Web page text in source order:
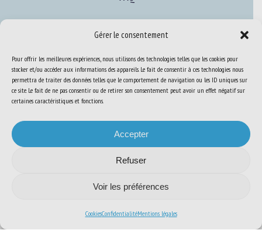
Gérer le consentement
Pour offrir les meilleures expériences, nous utilisons des technologies telles que les cookies pour
stocker et/ou accéder aux informations des appareils. Le fait de consentir à ces technologies nous
permettra de traiter des données telles que le comportement de navigation ou les ID uniques sur
ce site. Le fait de ne pas consentir ou de retirer son consentement peut avoir un effet négatif sur
certaines caractéristiques et fonctions.
Accepter
Refuser
Voir les préférences
CookiesConfidentialitéMentions légales
Expertise
S’informer sur le BEA
Se former au BEA
Ressources
S’abonner aux actualités
Mentions Légales-Confidentialité -Cookies